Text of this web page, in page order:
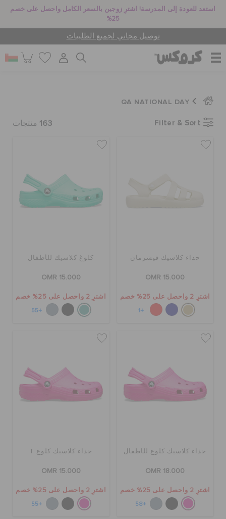
استعد للعودة إلى المدرسة! اشترِ زوجين بالسعر الكامل واحصل على خصم
25%
توصيل مجاني لجميع الطلبيات
للرجال
جيبيتز تشارمز
تسجيل الدخول / اشتراك
قائمة الامنيات
تحديد موقع المتجر
الطلبيات المرتجعة
خدمة العملاء
QA NATIONAL DAY
Filter & Sort
163 منتجات
حذاء كلاسيك فيشرمان
OMR 15.000
اشترِ 2 واحصل على 25% خصم
+1
كلوغ كلاسيك للأطفال
OMR 15.000
اشترِ 2 واحصل على 25% خصم
+55
حذاء كلاسيك كلوغ للأطفال
OMR 18.000
اشترِ 2 واحصل على 25% خصم
+58
حذاء كلاسيك كلوغ T
OMR 15.000
اشترِ 2 واحصل على 25% خصم
+55